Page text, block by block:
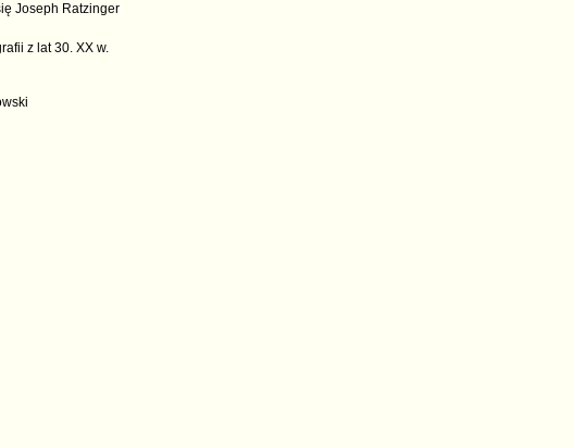
Joseph Ratzinger
z lat 30. XX w.